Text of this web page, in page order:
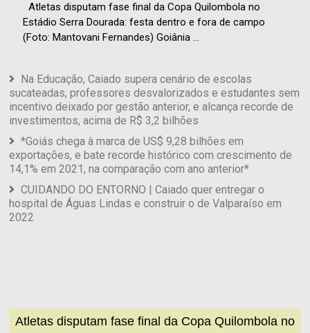
Atletas disputam fase final da Copa Quilombola no
Estádio Serra Dourada: festa dentro e fora de campo
(Foto: Mantovani Fernandes) Goiânia ...
Na Educação, Caiado supera cenário de escolas
sucateadas, professores desvalorizados e estudantes sem
incentivo deixado por gestão anterior, e alcança recorde de
investimentos, acima de R$ 3,2 bilhões
*Goiás chega à marca de US$ 9,28 bilhões em
exportações, e bate recorde histórico com crescimento de
14,1% em 2021, na comparação com ano anterior*
CUIDANDO DO ENTORNO | Caiado quer entregar o
hospital de Águas Lindas e construir o de Valparaíso em
2022
Atletas disputam fase final da Copa Quilombola no